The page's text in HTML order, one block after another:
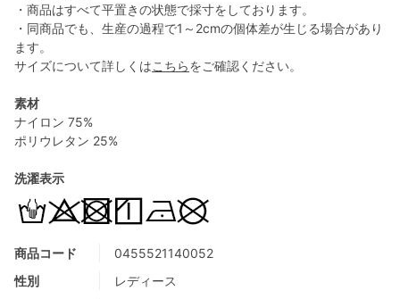
商品コード
0455521140052
性別
レディース
・商品はすべて平置きの状態で採寸をしております。
・同商品でも、生産の過程で1～2cmの個体差が生じる場合があり
ます。
サイズについて詳しくはこちらをご確認ください。
素材
ナイロン 75%
ポリウレタン 25%
洗濯表示